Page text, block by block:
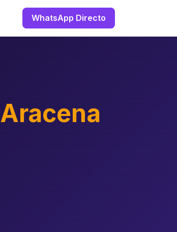
WhatsApp Directo
Aracena